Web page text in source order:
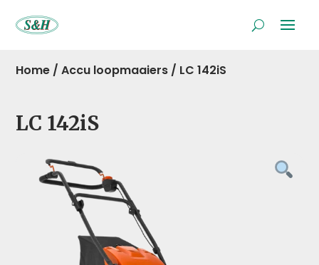
Home /Accu loopmaaiers / LC 142iS
LC 142iS